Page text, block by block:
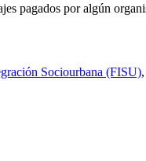
pagados por algún
Sociourbana (FISU),